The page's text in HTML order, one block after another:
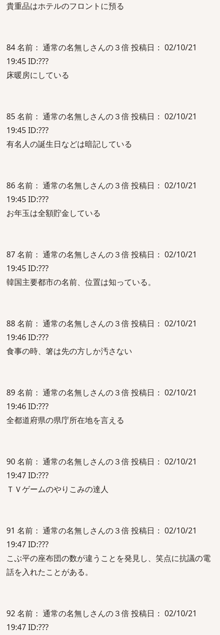
貴重品はホテルのフロントに預る
84 名前： 通常の名無しさんの３倍 投稿日： 02/10/21
19:45 ID:???
床暖房にしている
85 名前： 通常の名無しさんの３倍 投稿日： 02/10/21
19:45 ID:???
有名人の誕生日などは暗記している
86 名前： 通常の名無しさんの３倍 投稿日： 02/10/21
19:45 ID:???
お年玉は全額貯金している
87 名前： 通常の名無しさんの３倍 投稿日： 02/10/21
19:45 ID:???
韓国主要都市の名前、位置は知っている。
88 名前： 通常の名無しさんの３倍 投稿日： 02/10/21
19:46 ID:???
食事の時、箸は先の方しか汚さない
89 名前： 通常の名無しさんの３倍 投稿日： 02/10/21
19:46 ID:???
全都道府県の県庁所在地を言える
90 名前： 通常の名無しさんの３倍 投稿日： 02/10/21
19:47 ID:???
ＴＶゲームのやりこみの達人
91 名前： 通常の名無しさんの３倍 投稿日： 02/10/21
19:47 ID:???
こぶ平の座布団の数が違うことを発見し、笑点に抗議の電
話を入れたことがある。
92 名前： 通常の名無しさんの３倍 投稿日： 02/10/21
19:47 ID:???